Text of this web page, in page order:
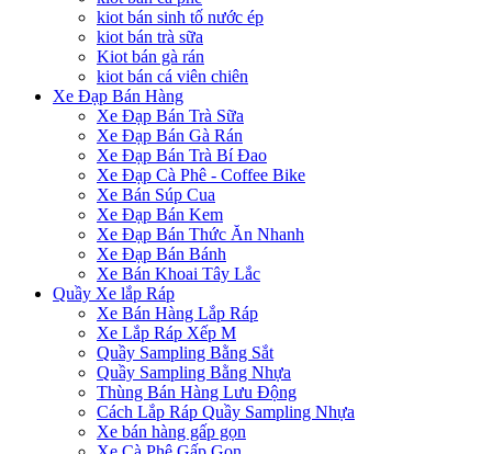
kiot bán sinh tố nước ép
kiot bán trà sữa
Kiot bán gà rán
kiot bán cá viên chiên
Xe Đạp Bán Hàng
Xe Đạp Bán Trà Sữa
Xe Đạp Bán Gà Rán
Xe Đạp Bán Trà Bí Đao
Xe Đạp Cà Phê - Coffee Bike
Xe Bán Súp Cua
Xe Đạp Bán Kem
Xe Đạp Bán Thức Ăn Nhanh
Xe Đạp Bán Bánh
Xe Bán Khoai Tây Lắc
Quầy Xe lắp Ráp
Xe Bán Hàng Lắp Ráp
Xe Lắp Ráp Xếp M
Quầy Sampling Bằng Sắt
Quầy Sampling Bằng Nhựa
Thùng Bán Hàng Lưu Động
Cách Lắp Ráp Quầy Sampling Nhựa
Xe bán hàng gấp gọn